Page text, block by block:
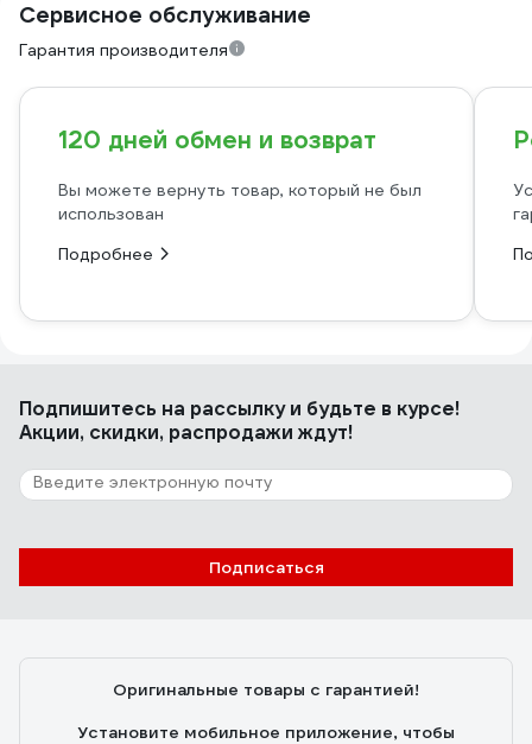
Сервисное обслуживание
Гарантия производителя
120 дней обмен и возврат
Вы можете вернуть товар, который не был
использован
Подробнее
Подпишитесь на рассылкуи будьте в курсе!
Акции, скидки, распродажи ждут!
Подписаться
Оригинальные товары с гарантией!
Установите мобильное приложение, чтобы